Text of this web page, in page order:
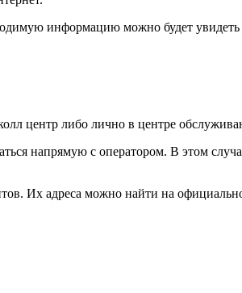
информацию можно будет увидеть
центр либо лично в центре
напрямую с оператором. В этом
Их адреса можно найти на